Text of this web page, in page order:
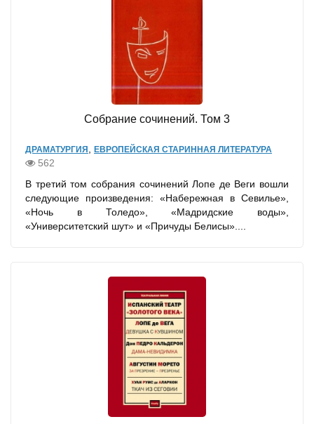
Собрание сочинений. Том 3
ДРАМАТУРГИЯ ЕВРОПЕЙСКАЯ СТАРИННАЯ ЛИТЕРАТУРА
562
В третий том собрания сочинений Лопе де Веги вошли
следующие произведения: «Набережная в Севилье»,
«Ночь в Толедо», «Мадридские воды»,
«Университетский шут» и «Причуды Белисы»....